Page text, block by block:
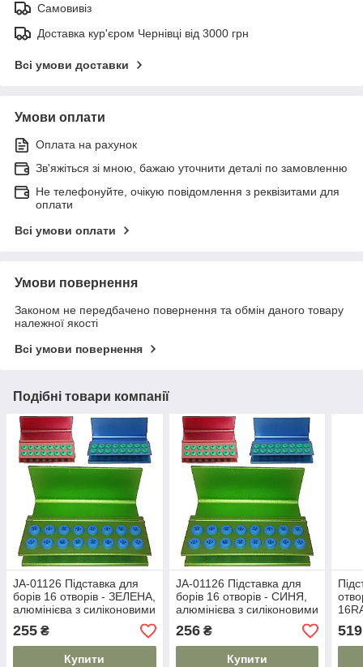
Самовивіз
Доставка кур'єром Чернівці від 3000 грн
Всі умови доставки
Умови оплати
Оплата на рахунок
Зв'яжіться зі мною, бажаю уточнити деталі по замовленню
Не телефонуйте, очікую повідомлення з реквізитами для
оплати
Всі умови оплати
Умови повернення
Законом не передбачено повернення та обмін даного товару
належної якості
Всі умови повернення
Подібні товари компанії
JA-01126 Підставка для
борів 16 отворів - ЗЕЛЕНА,
алюмінієва з силіконовими
вставками,JD
255 ₴
Купити
JA-01126 Підставка для
борів 16 отворів - СИНЯ,
алюмінієва з силіконовими
вставками,JD
256₴
Купити
519